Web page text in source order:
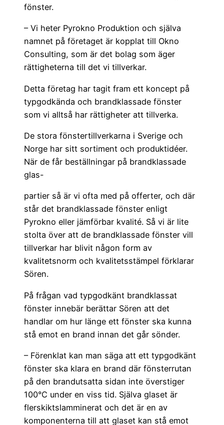
fönster.
– Vi heter Pyrokno Produktion och själva
namnet på företaget är kopplat till Okno
Consulting, som är det bolag som äger
rättigheterna till det vi tillverkar.
Detta företag har tagit fram ett koncept på
typgodkända och brandklassade fönster
som vi alltså har rättigheter att tillverka.
De stora fönstertillverkarna i Sverige och
Norge har sitt sortiment och produktidéer.
När de får beställningar på brandklassade
glas-
partier så är vi ofta med på offerter, och där
står det brandklassade fönster enligt
Pyrokno eller jämförbar kvalité. Så vi är lite
stolta över att de brandklassade fönster vill
tillverkar har blivit någon form av
kvalitetsnorm och kvalitetsstämpel förklarar
Sören.
På frågan vad typgodkänt brandklassat
fönster innebär berättar Sören att det
handlar om hur länge ett fönster ska kunna
stå emot en brand innan det går sönder.
– Förenklat kan man säga att ett typgodkänt
fönster ska klara en brand där fönsterrutan
på den brandutsatta sidan inte överstiger
100°C under en viss tid. Själva glaset är
flerskiktslamminerat och det är en av
komponenterna till att glaset kan stå emot